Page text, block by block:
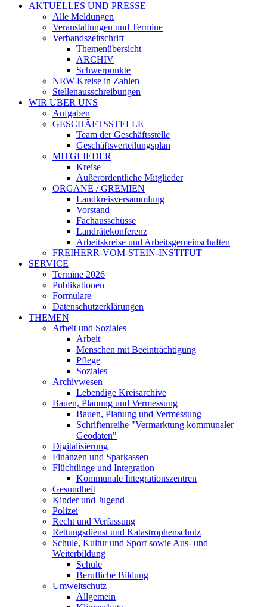
AKTUELLES UND PRESSE
Alle Meldungen
Veranstaltungen und Termine
Verbandszeitschrift
Themenübersicht
ARCHIV
Schwerpunkte
NRW-Kreise in Zahlen
Stellenausschreibungen
WIR ÜBER UNS
Aufgaben
GESCHÄFTSSTELLE
Team der Geschäftsstelle
Geschäftsverteilungsplan
MITGLIEDER
Kreise
Außerordentliche Mitglieder
ORGANE / GREMIEN
Landkreisversammlung
Vorstand
Fachausschüsse
Landrätekonferenz
Arbeitskreise und Arbeitsgemeinschaften
FREIHERR-VOM-STEIN-INSTITUT
SERVICE
Termine 2026
Publikationen
Formulare
Datenschutzerklärungen
THEMEN
Arbeit und Soziales
Arbeit
Menschen mit Beeinträchtigung
Pflege
Soziales
Archivwesen
Lebendige Kreisarchive
Bauen, Planung und Vermessung
Bauen, Planung und Vermessung
Schriftenreihe "Vermarktung kommunaler
Geodaten"
Digitalisierung
Finanzen und Sparkassen
Flüchtlinge und Integration
Kommunale Integrationszentren
Gesundheit
Kinder und Jugend
Polizei
Recht und Verfassung
Rettungsdienst und Katastrophenschutz
Schule, Kultur und Sport sowie Aus- und
Weiterbildung
Schule
Berufliche Bildung
Umweltschutz
Allgemein